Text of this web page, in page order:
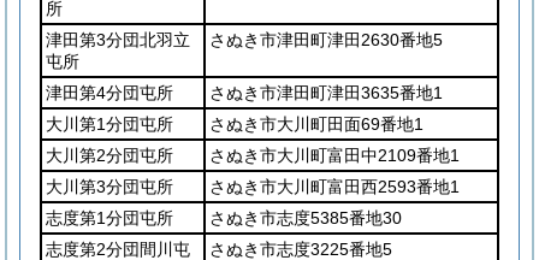
所
津田第3分団北羽立
屯所
さぬき市津田町津田2630番地5
津田第4分団屯所
さぬき市津田町津田3635番地1
大川第1分団屯所
さぬき市大川町田面69番地1
大川第2分団屯所
さぬき市大川町富田中2109番地1
大川第3分団屯所
さぬき市大川町富田西2593番地1
志度第1分団屯所
さぬき市志度5385番地30
志度第2分団間川屯
さぬき市志度3225番地5